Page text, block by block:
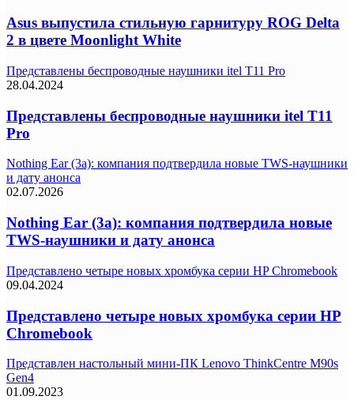
Asus выпустила стильную гарнитуру ROG Delta
2 в цвете Moonlight White
Представлены беспроводные наушники itel T11 Pro
28.04.2024
Представлены беспроводные наушники itel T11
Pro
Nothing Ear (3a): компания подтвердила новые TWS-наушники
и дату анонса
02.07.2026
Nothing Ear (3a): компания подтвердила новые
TWS-наушники и дату анонса
Представлено четыре новых хромбука серии HP Chromebook
09.04.2024
Представлено четыре новых хромбука серии HP
Chromebook
Представлен настольный мини-ПК Lenovo ThinkCentre M90s
Gen4
01.09.2023